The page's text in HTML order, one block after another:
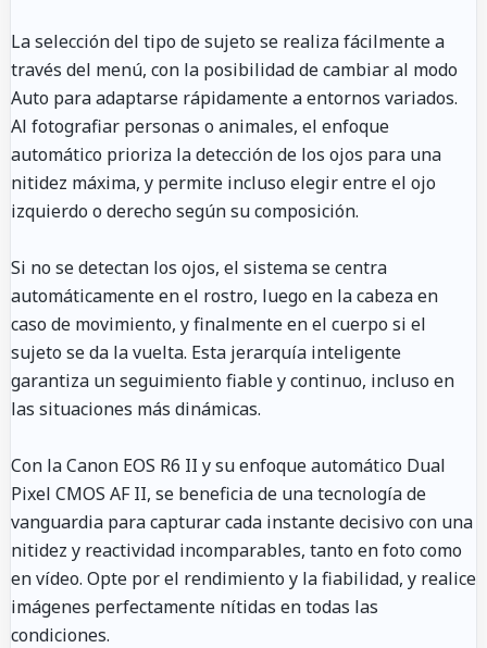
La selección del tipo de sujeto se realiza fácilmente a
través del menú, con la posibilidad de cambiar al modo
Auto para adaptarse rápidamente a entornos variados.
Al fotografiar personas o animales, el enfoque
automático prioriza la detección de los ojos para una
nitidez máxima, y permite incluso elegir entre el ojo
izquierdo o derecho según su composición.
Si no se detectan los ojos, el sistema se centra
automáticamente en el rostro, luego en la cabeza en
caso de movimiento, y finalmente en el cuerpo si el
sujeto se da la vuelta. Esta jerarquía inteligente
garantiza un seguimiento fiable y continuo, incluso en
las situaciones más dinámicas.
Con la Canon EOS R6 II y su enfoque automático Dual
Pixel CMOS AF II, se beneficia de una tecnología de
vanguardia para capturar cada instante decisivo con una
nitidez y reactividad incomparables, tanto en foto como
en vídeo. Opte por el rendimiento y la fiabilidad, y realice
imágenes perfectamente nítidas en todas las
condiciones.